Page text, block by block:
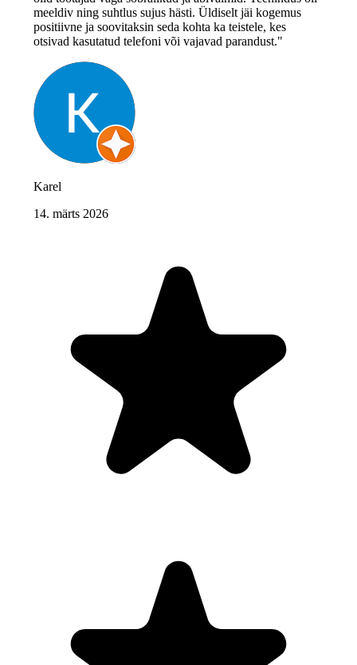
meeldiv ning suhtlus sujus hästi. Üldiselt jäi kogemus
positiivne ja soovitaksin seda kohta ka teistele, kes
otsivad kasutatud telefoni või vajavad parandust."
Karel
14. märts 2026